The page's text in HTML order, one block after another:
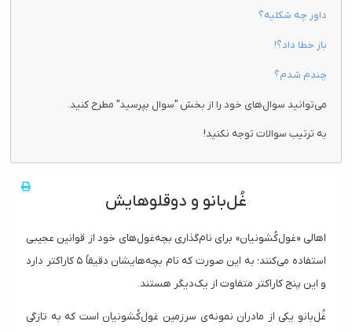
داور چه شکلیه؟
باز خطا داد؟!
چندم شدم؟
می‌توانید سوال‌های خود را از بخش "سوال بپرسید" مطرح کنید.
به ترتیب سوالات توجه نکنید!
غُل‌بانو و دوقلوهایش
اهالی «غول‌کُشونیان» برای نام‌گذاری بچه‌غول‌های خود از قوانین عجیبی
استفاده می‌کنند؛ به این صورت که نام بچه‌هایشان دقیقاً ۵ کاراکتر دارد
و این پنج کاراکتر متفاوت از یک‌دیگر هستند.
غُل‌بانو یکی از مادران نمونه‌ی سرزمین غول‌کُشونیان است که به تازگی